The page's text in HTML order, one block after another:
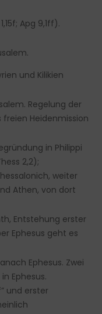
Apg 9,1ff).
und Kilikien
Regelung der
Heidenmission
in Philippi
2,2);
weiter
Athen, von dort
Entstehung erster
Ephesus geht es
Ephesus. Zwei
Ephesus.
und erster